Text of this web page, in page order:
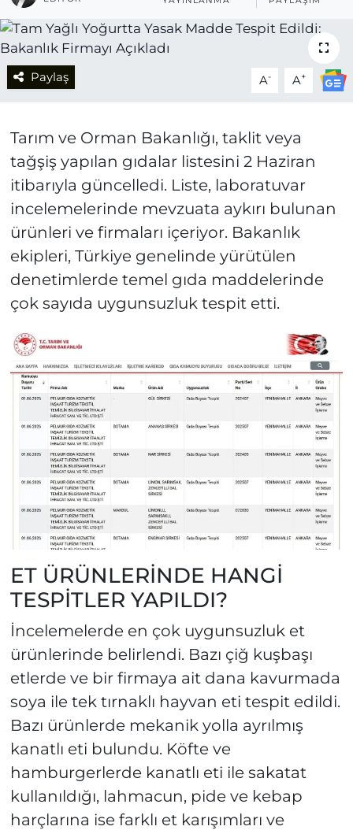
Paylaş A- A+
Tarım ve Orman Bakanlığı, taklit veya
tağşiş yapılan gıdalar listesini 2 Haziran
itibarıyla güncelledi. Liste, laboratuvar
incelemelerinde mevzuata aykırı bulunan
ürünleri ve firmaları içeriyor. Bakanlık
ekipleri, Türkiye genelinde yürütülen
denetimlerde temel gıda maddelerinde
çok sayıda uygunsuzluk tespit etti.
ET ÜRÜNLERİNDE HANGİ
TESPİTLER YAPILDI?
İncelemelerde en çok uygunsuzluk et
ürünlerinde belirlendi. Bazı çiğ kuşbaşı
etlerde ve bir firmaya ait dana kavurmada
soya ile tek tırnaklı hayvan eti tespit edildi.
Bazı ürünlerde mekanik yolla ayrılmış
kanatlı eti bulundu. Köfte ve
hamburgerlerde kanatlı eti ile sakatat
kullanıldığı, lahmacun, pide ve kebap
harçlarına ise farklı et karışımları ve